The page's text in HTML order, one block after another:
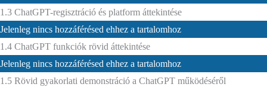
1.3 ChatGPT-regisztráció és platform áttekintése
Jelenleg nincs hozzáférésed ehhez a tartalomhoz
1.4 ChatGPT funkciók rövid áttekintése
Jelenleg nincs hozzáférésed ehhez a tartalomhoz
1.5 Rövid gyakorlati demonstráció a ChatGPT működéséről